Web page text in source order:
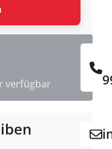
verfügbar